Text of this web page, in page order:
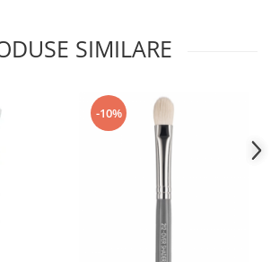
SIMILARE
-10%